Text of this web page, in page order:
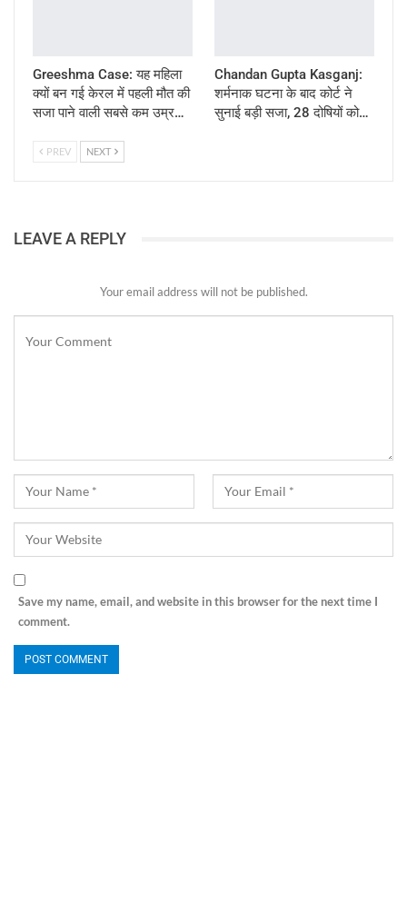
Greeshma Case: यह महिला
क्यों बन गई केरल में पहली मौत की
सजा पाने वाली सबसे कम उम्र…
Chandan Gupta Kasganj:
शर्मनाक घटना के बाद कोर्ट ने
सुनाई बड़ी सजा, 28 दोषियों को…
PREV NEXT
LEAVE A REPLY
Your email address will not be published.
Save my name, email, and website in this browser for the next time I
comment.